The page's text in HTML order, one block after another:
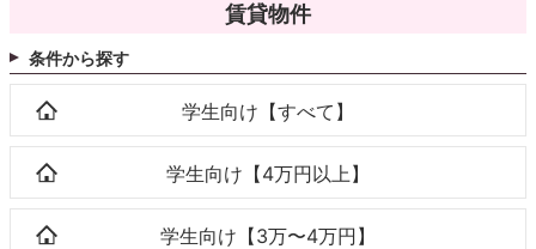
賃貸物件
条件から探す
学生向け【すべて】
学生向け【4万円以上】
学生向け【3万〜4万円】